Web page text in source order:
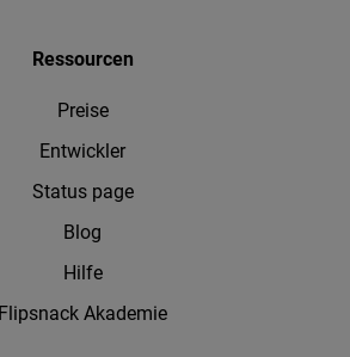
Ressourcen
Preise
Entwickler
Status page
Blog
Hilfe
Flipsnack Akademie